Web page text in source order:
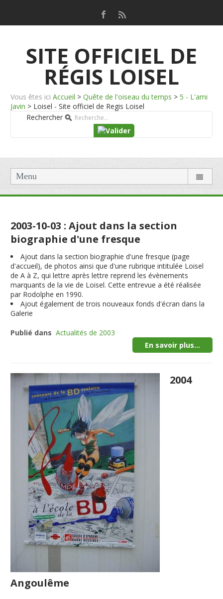
SITE OFFICIEL DE
RÉGIS LOISEL
Vous êtes ici Accueil > Quête de l'oiseau du temps > 5 - L'ami
Javin > Loisel - Site officiel de Regis Loisel
Rechercher
Menu
2003-10-03 : Ajout dans la section
biographie d'une fresque
Ajout dans la section biographie d'une fresque (page
d'accueil), de photos ainsi que d'une rubrique intitulée Loisel
de A à Z, qui lettre après lettre reprend les évènements
marquants de la vie de Loisel. Cette entrevue a été réalisée
par Rodolphe en 1990.
Ajout également de trois nouveaux fonds d'écran dans la
Galerie
Publié dans Actualités de 2003
En savoir plus...
2004
Angoulême